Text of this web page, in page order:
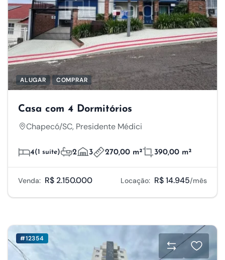
ALUGAR COMPRAR
Casa com 4 Dormitórios
Chapecó/SC, Presidente Médici
4(1 suíte) 2 3 270,00 m² 390,00 m²
Venda: R$ 2.150.000 Locação: R$ 14.945/mês
#12354